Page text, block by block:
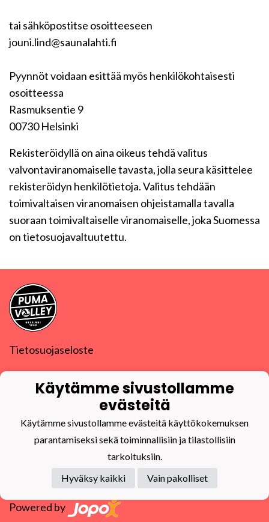
tai sähköpostitse osoitteeseen
jouni.lind@saunalahti.fi
Pyynnöt voidaan esittää myös henkilökohtaisesti
osoitteessa
Rasmuksentie 9
00730 Helsinki
Rekisteröidyllä on aina oikeus tehdä valitus
valvontaviranomaiselle tavasta, jolla seura käsittelee
rekisteröidyn henkilötietoja. Valitus tehdään
toimivaltaisen viranomaisen ohjeistamalla tavalla
suoraan toimivaltaiselle viranomaiselle, joka Suomessa
on tietosuojavaltuutettu.
Tietosuojaseloste
Y-tunnus0832270-9
puma@puma-volley.fi
Linkki muihin yhteystietoihin
PuMa-Webmail
Powered by
Käytämme sivustollamme
evästeitä
Käytämme sivustollamme evästeitä käyttökokemuksen
parantamiseksi sekä toiminnallisiin ja tilastollisiin
tarkoituksiin.
Hyväksy kaikki
Vain pakolliset